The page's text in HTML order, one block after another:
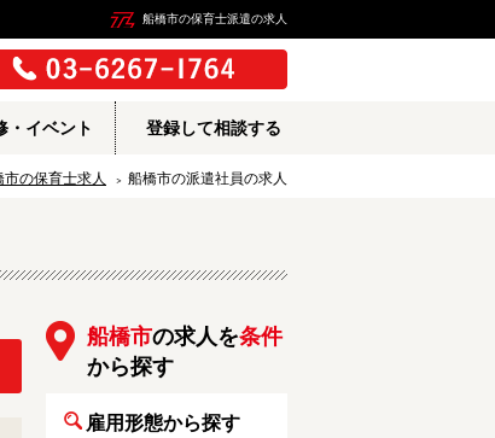
船橋市の保育士派遣の求人
・イベント 登録して相談する
市の保育士求人 船橋市の派遣社員の求人
船橋市の求人を条件
から探す
雇用形態から探す